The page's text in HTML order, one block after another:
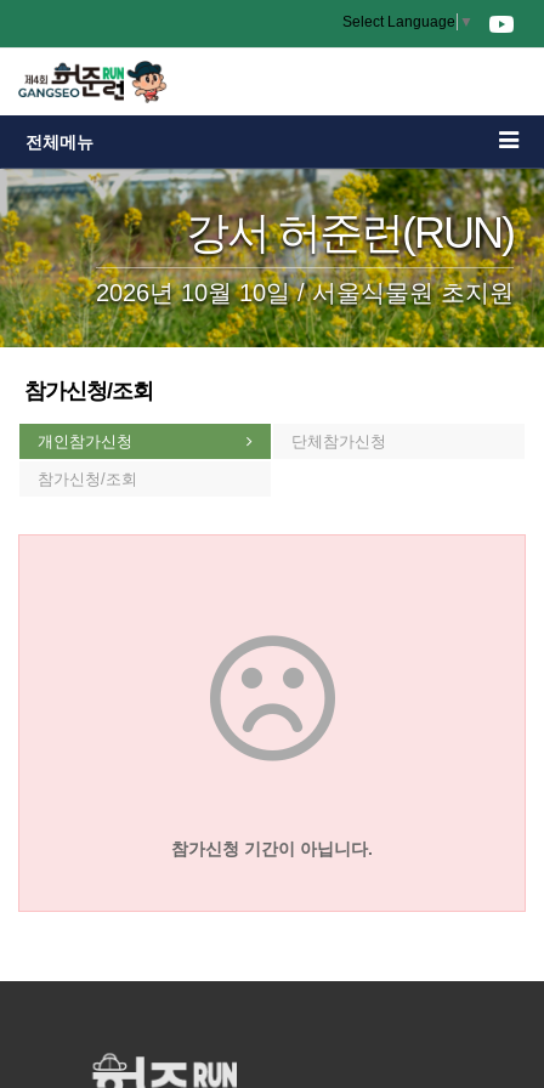
Select Language ▼
전체메뉴
강서 허준런(RUN)
2026년 10월 10일 / 서울식물원 초지원
참가신청/조회
개인참가신청 단체참가신청
참가신청/조회
참가신청 기간이 아닙니다.